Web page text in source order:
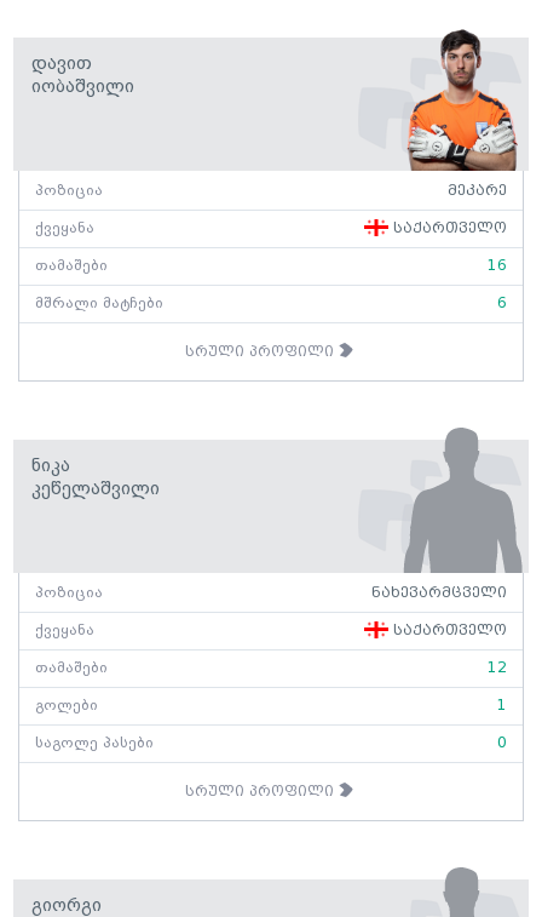
Დავით
Იობაშვილი
პოზიცია მეკარე
ქვეყანა საქართველო
თამაშები 16
მშრალი მატჩები 6
სრული პროფილი
Ნიკა
Კეწელაშვილი
პოზიცია ნახევარმცველი
ქვეყანა საქართველო
თამაშები 12
გოლები 1
საგოლე პასები 0
სრული პროფილი
Გიორგი